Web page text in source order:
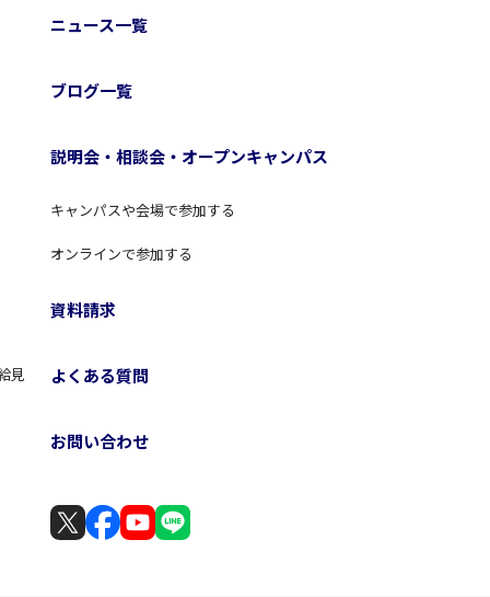
見
ニュース一覧
ブログ一覧
説明会・相談会・オープンキャンパス
キャンパスや会場で参加する
オンラインで参加する
資料請求
よくある質問
お問い合わせ